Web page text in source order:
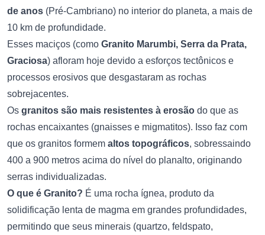
de anos (Pré-Cambriano) no interior do planeta, a mais de
10 km de profundidade.
Esses maciços (como Granito Marumbi, Serra da Prata,
Graciosa) afloram hoje devido a esforços tectônicos e
processos erosivos que desgastaram as rochas
sobrejacentes.
Os granitos são mais resistentes à erosão do que as
rochas encaixantes (gnaisses e migmatitos). Isso faz com
que os granitos formem altos topográficos, sobressaindo
400 a 900 metros acima do nível do planalto, originando
serras individualizadas.
O que é Granito? É uma rocha ígnea, produto da
solidificação lenta de magma em grandes profundidades,
permitindo que seus minerais (quartzo, feldspato,